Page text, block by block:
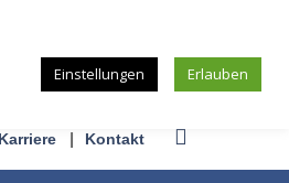
Karriere Kontakt
Einstellungen Erlauben